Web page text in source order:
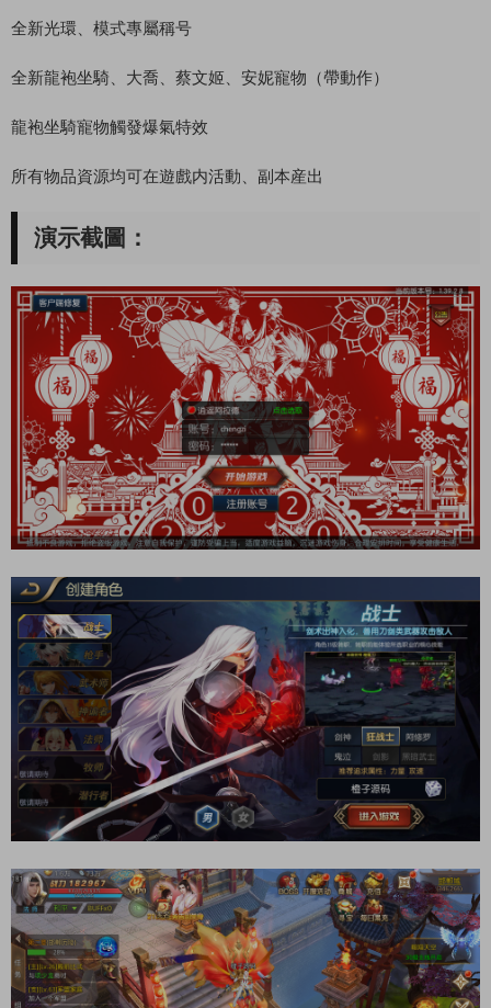
全新光環、模式專屬稱号
全新龍袍坐騎、大喬、蔡文姬、安妮寵物（帶動作）
龍袍坐騎寵物觸發爆氣特效
所有物品資源均可在遊戲内活動、副本産出
演示截圖：